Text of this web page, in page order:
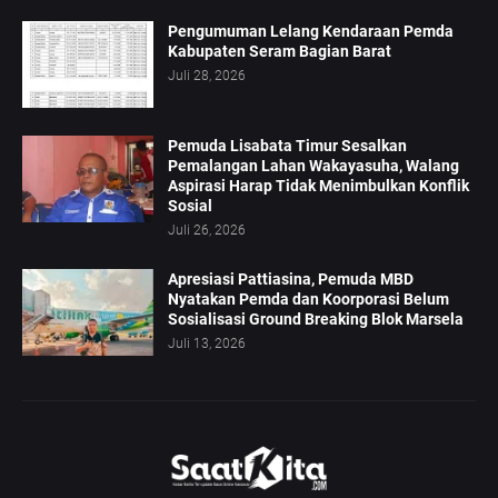
Pengumuman Lelang Kendaraan Pemda
Kabupaten Seram Bagian Barat
Juli 28, 2026
Pemuda Lisabata Timur Sesalkan
Pemalangan Lahan Wakayasuha, Walang
Aspirasi Harap Tidak Menimbulkan Konflik
Sosial
Juli 26, 2026
Apresiasi Pattiasina, Pemuda MBD
Nyatakan Pemda dan Koorporasi Belum
Sosialisasi Ground Breaking Blok Marsela
Juli 13, 2026